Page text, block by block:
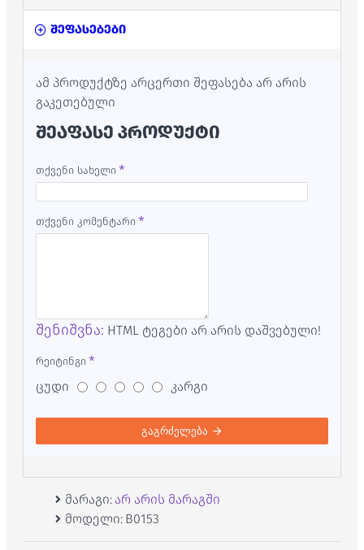
შეფასებები
ამ პროდუქტზე არცერთი შეფასება არ არის
გაკეთებული
ᲨᲔᲐᲤᲐᲡᲔ ᲞᲠᲝᲓᲣᲥᲢᲘ
თქვენი სახელი
თქვენი კომენტარი
შენიშვნა: HTML ტეგები არ არის დაშვებული!
რეიტინგი
ცუდი კარგი
გაგრძელება
მარაგი: არ არის მარაგში
მოდელი: B0153